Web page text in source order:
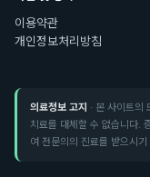
이용약관
개인정보처리방침
의료정보 고지 · 본 사이트의
치료를 대체할 수 없습니다.
여 전문의의 진료를 받으시기